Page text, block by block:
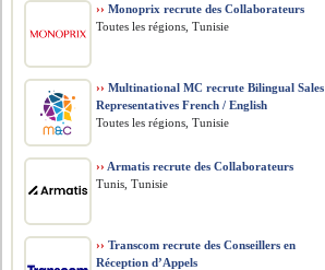
›› Monoprix recrute des Collaborateurs
Toutes les régions, Tunisie
›› Multinational MC recrute Bilingual Sales
Representatives French / English
Toutes les régions, Tunisie
›› Armatis recrute des Collaborateurs
Tunis, Tunisie
›› Transcom recrute des Conseillers en
Réception d’Appels